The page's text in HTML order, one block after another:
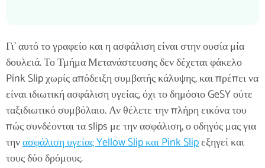
Γι' αυτό το γραφείο και η ασφάλιση είναι στην ουσία μία
δουλειά. Το Τμήμα Μετανάστευσης δεν δέχεται φάκελο
Pink Slip χωρίς απόδειξη συμβατής κάλυψης, και πρέπει να
είναι ιδιωτική ασφάλιση υγείας, όχι το δημόσιο GeSY ούτε
ταξιδιωτικό συμβόλαιο. Αν θέλετε την πλήρη εικόνα του
πώς συνδέονται τα slips με την ασφάλιση, ο οδηγός μας για
τηνασφάλιση υγείας Yellow Slip και Pink Slipεξηγεί και
τους δύο δρόμους.